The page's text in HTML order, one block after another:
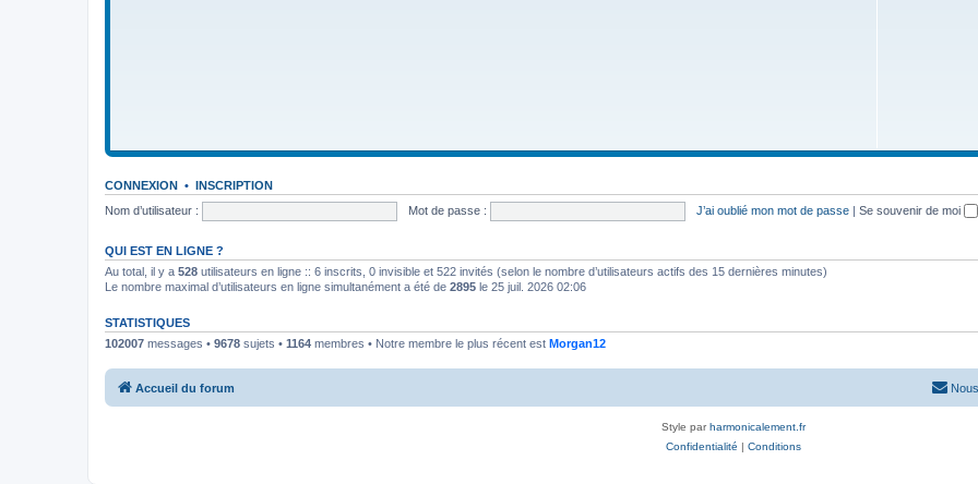
CONNEXION • INSCRIPTION
Nom d’utilisateur :
Mot de passe : J’ai oublié mon mot de passe | Se souvenir de moi
QUI EST EN LIGNE ?
Au total, il y a 528 utilisateurs en ligne :: 6 inscrits, 0 invisible et 522 invités (selon le nombre d’utilisateurs actifs des 15 dernières minutes)
Le nombre maximal d’utilisateurs en ligne simultanément a été de 2895 le 25 juil. 2026 02:06
STATISTIQUES
102007 messages • 9678 sujets • 1164 membres • Notre membre le plus récent est Morgan12
Accueil du forum
Style parharmonicalement.fr
Confidentialité | Conditions